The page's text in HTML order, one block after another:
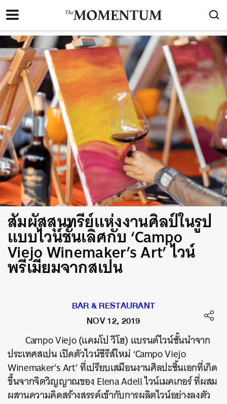
สัมผัสสุนทรีย์แห่งงานศิลป์ในรูป
แบบไวน์ชั้นเลิศกับ ‘Campo
Viejo Winemaker’s Art’ ไวน์
พรีเมียมจากสเปน
BAR & RESTAURANT
NOV 12, 2019
Campo Viejo (แคมโป วีโฮ) แบรนด์ไวน์ชั้นนำจาก
ประเทศสเปน เปิดตัวไวน์ซีรีส์ใหม่ ‘Campo Viejo
Winemaker’s Art’ ที่เปรียบเสมือนงานศิลปะชิ้นเอกที่เกิด
ขึ้นจากจิตวิญญาณของ Elena Adell ไวน์เมคเกอร์ ที่ผสม
ผสานความคิดสร้างสรรค์เข้ากับการผลิตไวน์อย่างลงตัว